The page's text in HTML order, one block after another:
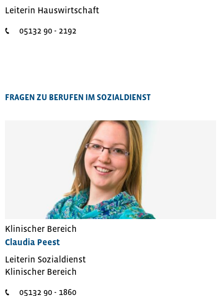
Leiterin Hauswirtschaft
05132 90 - 2192
FRAGEN ZU BERUFEN IM SOZIALDIENST
Klinischer Bereich
Claudia Peest
Leiterin Sozialdienst
Klinischer Bereich
05132 90 - 1860